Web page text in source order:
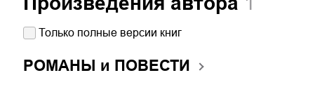
Только полные версии книг
РОМАНЫ и ПОВЕСТИ